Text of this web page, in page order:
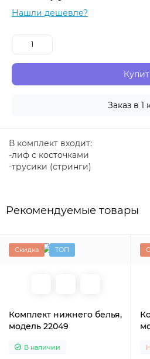
Нашли дешевле?
Заказ в 1
В комплект входит:
-лиф с косточками
-трусики (стринги)
Рекомендуемые товары
Скидка ТОП
Комплект нижнего белья,
модель 22049
В наличии